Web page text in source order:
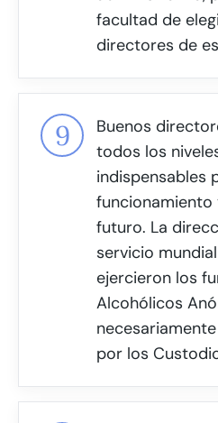
facultad de
directores de
Buenos
todos los
indispensables
funcionamiento
futuro. La
servicio
ejercieron los
Alcohólicos
por los